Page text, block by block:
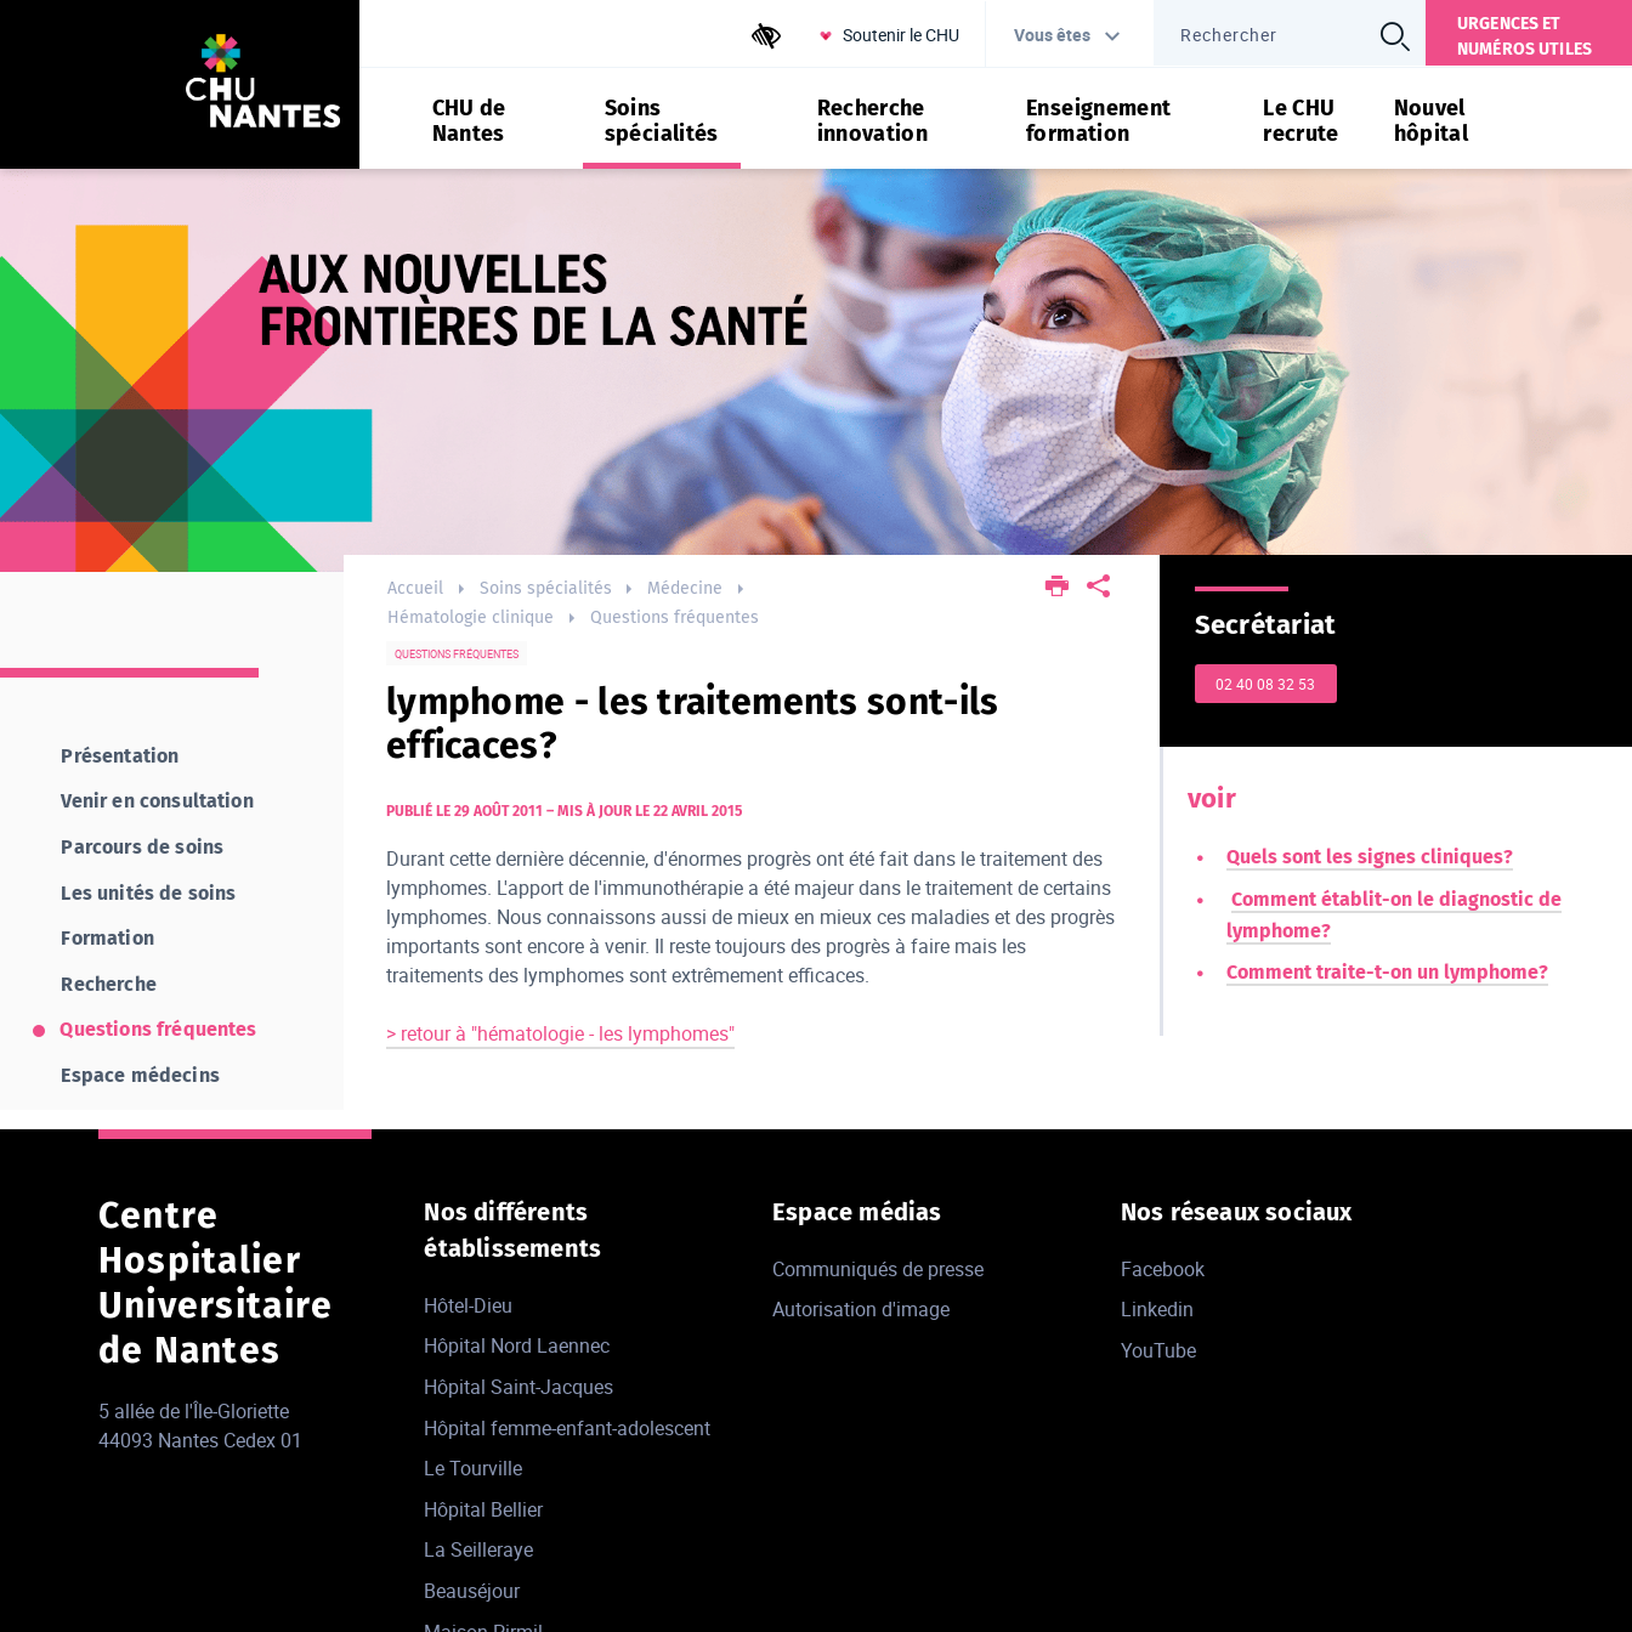
Outils d'accessibilité
Soutenir le CHU Vous êtes
URGENCES ET
NUMÉROS UTILES
CHU de
Nantes
Soins
spécialités
Recherche
innovation
Enseignement
formation
Le CHU
recrute
Nouvel
hôpital
Accueil Soins spécialités
Médecine
Hématologie clinique
Questions fréquentes
QUESTIONS FRÉQUENTES
lymphome - les traitements sont-ils
efficaces?
PUBLIÉ LE 29 AOÛT 2011 – MIS À JOUR LE 22 AVRIL 2015
Durant cette dernière décennie, d'énormes progrès ont été fait dans le traitement des
lymphomes. L'apport de l'immunothérapie a été majeur dans le traitement de certains
lymphomes. Nous connaissons aussi de mieux en mieux ces maladies et des progrès
importants sont encore à venir. Il reste toujours des progrès à faire mais les
traitements des lymphomes sont extrêmement efficaces.
> retour à "hématologie - les lymphomes"
Secrétariat
02 40 08 32 53
voir
Quels sont les signes cliniques?
Comment établit-on le diagnostic de
lymphome?
Comment traite-t-on un lymphome?
Présentation
Venir en consultation
Parcours de soins
Les unités de soins
Formation
Recherche
Questions fréquentes
Espace médecins
Centre
Hospitalier
Universitaire
de Nantes
5 allée de l'Île-Gloriette
44093 Nantes Cedex 01
Nos différents
établissements
Hôtel-Dieu
Hôpital Nord Laennec
Hôpital Saint-Jacques
Hôpital femme-enfant-adolescent
Le Tourville
Hôpital Bellier
La Seilleraye
Beauséjour
Espace médias
Communiqués de presse
Autorisation d'image
Nos réseaux sociaux
Facebook
Linkedin
YouTube